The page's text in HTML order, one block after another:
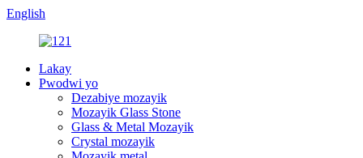
English
Lakay
Pwodwi yo
Dezabiye mozayik
Mozayik Glass Stone
Glass & Metal Mozayik
Crystal mozayik